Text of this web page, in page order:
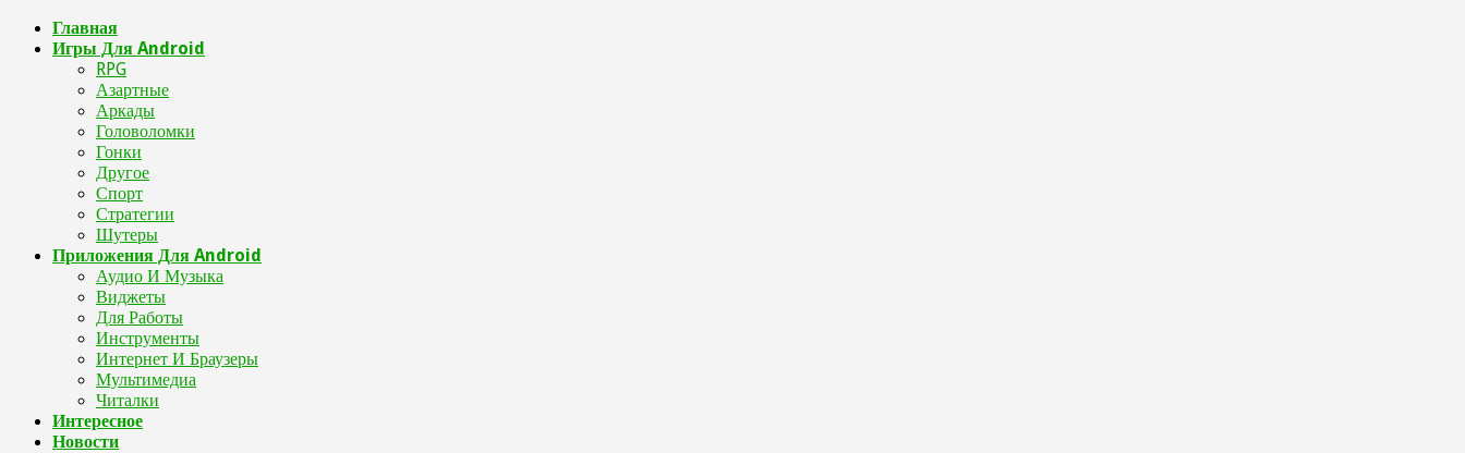
Главная
Игры Для Android
RPG
Азартные
Аркады
Головоломки
Гонки
Другое
Спорт
Стратегии
Шутеры
Приложения Для Android
Аудио И Музыка
Виджеты
Для Работы
Инструменты
Интернет И Браузеры
Мультимедиа
Читалки
Интересное
Новости